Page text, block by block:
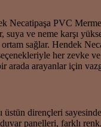
Necatipaşa PVC
ve neme karşı
sağlar. Hendek
her zevke
arada arayanlar için
üstün dirençleri
panelleri, farklı